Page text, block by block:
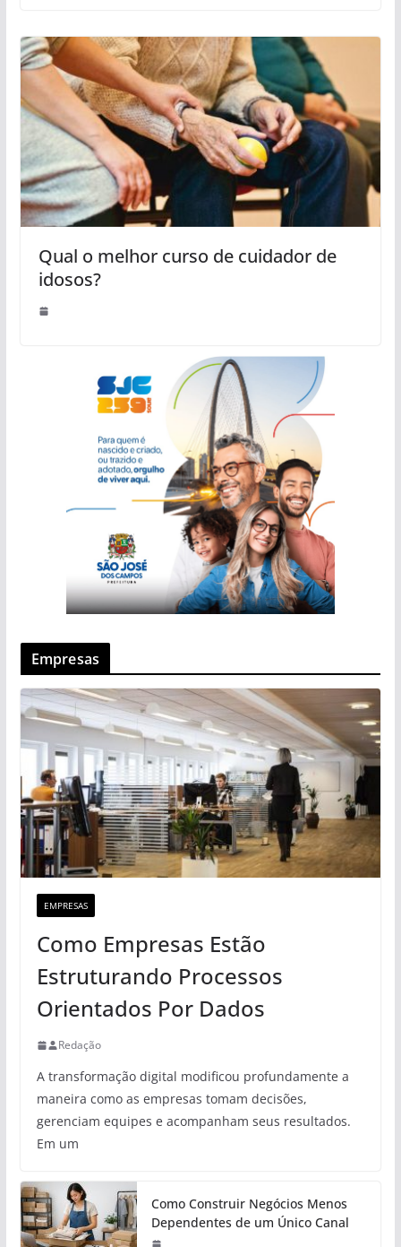
Qual o melhor curso de cuidador de
idosos?
Empresas
EMPRESAS
Como Empresas Estão
Estruturando Processos
Orientados Por Dados
Redação
A transformação digital modificou profundamente a
maneira como as empresas tomam decisões,
gerenciam equipes e acompanham seus resultados.
Em um
Como Construir Negócios Menos
Dependentes de um Único Canal